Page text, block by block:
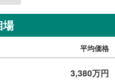
場
平均価格
3,380万円